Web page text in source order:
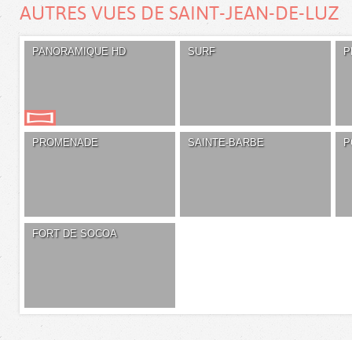
AUTRES VUES DE SAINT-JEAN-DE-LUZ
PANORAMIQUE HD SURF
PROMENADE SAINTE-BARBE
FORT DE SOCOA